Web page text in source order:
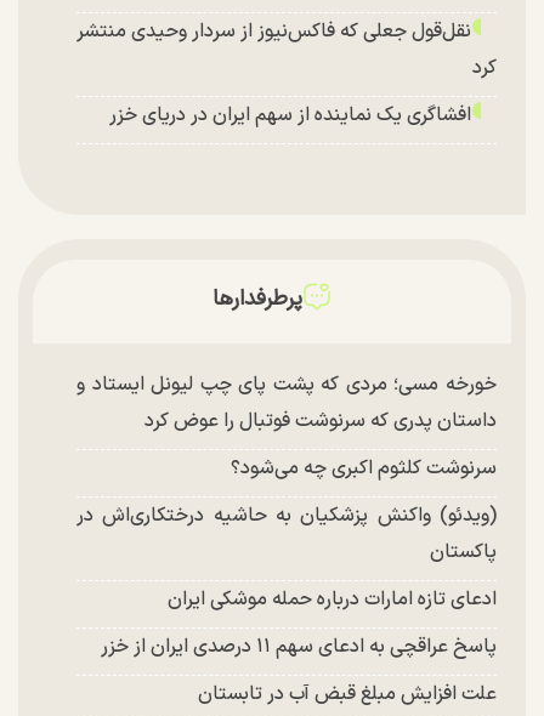
نقل‌قول جعلی که فاکس‌نیوز از سردار وحیدی منتشر
کرد
افشاگری یک نماینده از سهم ایران در دریای خزر
پرطرفدارها
خورخه مسی؛ مردی که پشت پای چپ لیونل ایستاد و
داستان پدری که سرنوشت فوتبال را عوض کرد
سرنوشت کلثوم اکبری چه می‌شود؟
(ویدئو) واکنش پزشکیان به حاشیه درختکاری‌اش در
پاکستان
ادعای تازه امارات درباره حمله موشکی ایران
پاسخ عراقچی به ادعای سهم ۱۱ درصدی ایران از خزر
علت افزایش مبلغ قبض آب در تابستان